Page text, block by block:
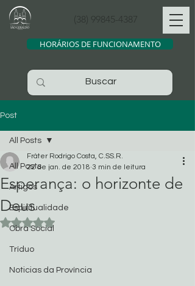
(38) 99845-4387
HORÁRIOS DE FUNCIONAMENTO
Post
All Posts
Artigos
Espiritualidade
Obra Social
Tríduo
Noticias da Província
All Posts
Esperança: o horizonte de
Deus
Fráter Rodrigo Costa, C.SS.R.
22 de jan. de 2018 3 min de leitura
Avaliado com NaN de 5 estrelas.